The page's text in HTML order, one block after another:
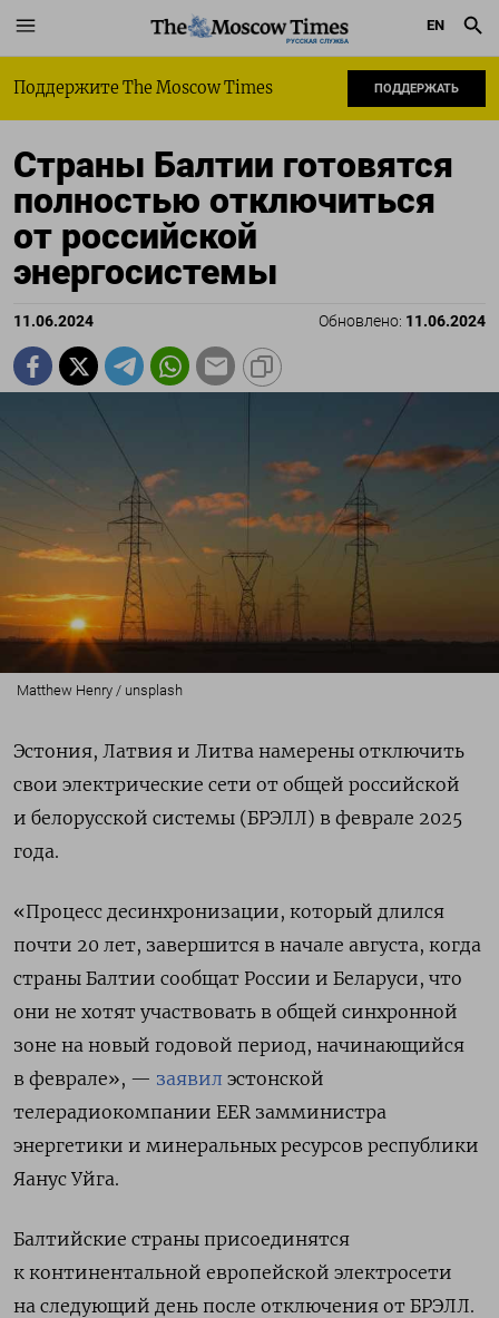
РУССКАЯ СЛУЖБА
EN
Поддержите The Moscow Times ПОДДЕРЖАТЬ
Страны Балтии готовятся
полностью отключиться
от российской
энергосистемы
11.06.2024 Обновлено: 11.06.2024
Matthew Henry / unsplash
Эстония, Латвия и Литва намерены отключить
свои электрические сети от общей российской
и белорусской системы (БРЭЛЛ) в феврале 2025
года.
«Процесс десинхронизации, который длился
почти 20 лет, завершится в начале августа, когда
страны Балтии сообщат России и Беларуси, что
они не хотят участвовать в общей синхронной
зоне на новый годовой период, начинающийся
в феврале», — заявил эстонской
телерадиокомпании EER замминистра
энергетики и минеральных ресурсов республики
Яанус Уйга.
Балтийские страны присоединятся
к континентальной европейской электросети
на следующий день после отключения от БРЭЛЛ.